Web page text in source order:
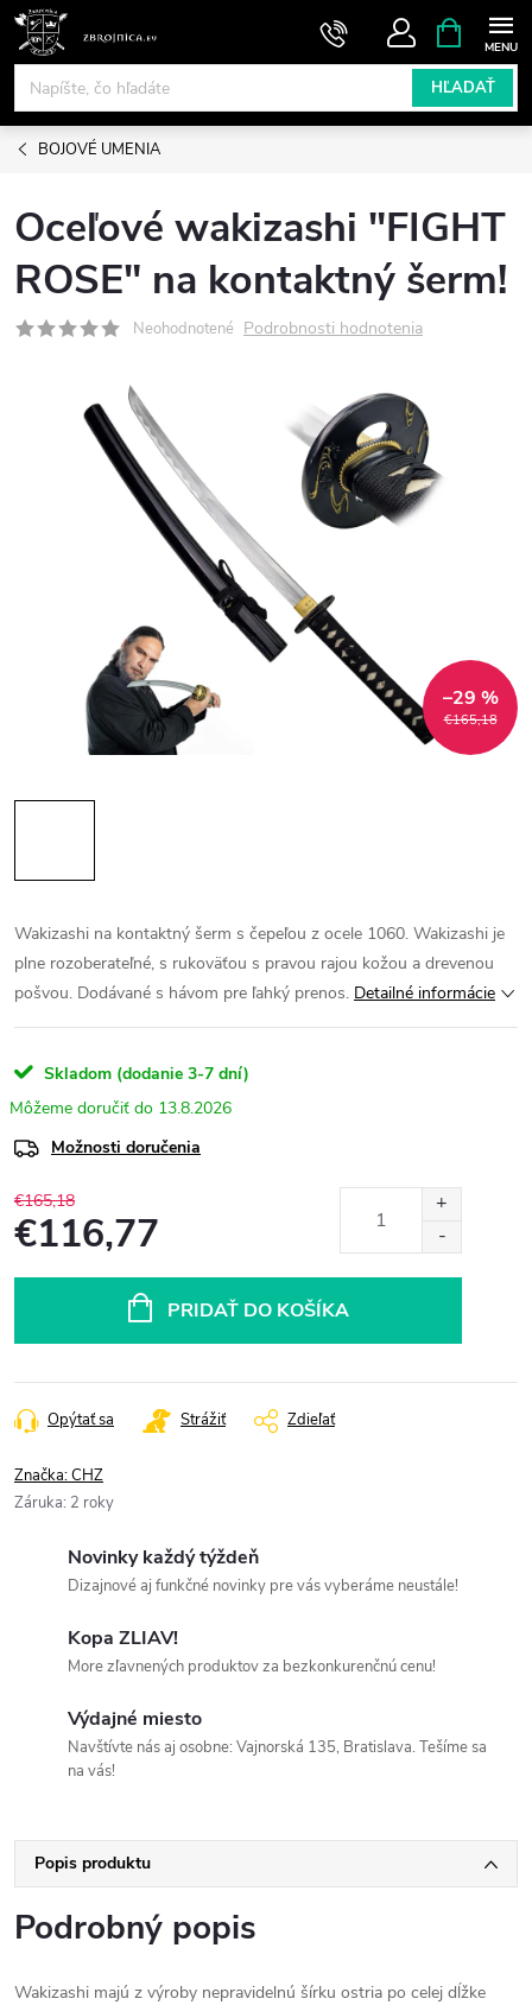
Prejsť
obsah
HĽADAŤ
KOŠÍK
BOJOVÉ UMENIA
Oceľové wakizashi "FIGHT
ROSE" na kontaktný šerm!
Neohodnotené Podrobnosti hodnotenia
€165,18
–29 %
Wakizashi na kontaktný šerm s čepeľou z ocele 1060. Wakizashi je
plne rozoberateľné, s rukoväťou s pravou rajou kožou a drevenou
pošvou. Dodávané s hávom pre ľahký prenos. Detailné informácie
Skladom (dodanie 3-7 dní)
13.8.2026
Možnosti doručenia
€165,18
€116,77
PRIDAŤ DO KOŠÍKA
Opýtať sa Strážiť Zdieľať
Značka:CHZ
Záruka: 2 roky
Novinky každý týždeň
Dizajnové aj funkčné novinky pre vás vyberáme neustále!
Kopa ZLIAV!
More zľavnených produktov za bezkonkurenčnú cenu!
Výdajné miesto
Navštívte nás aj osobne: Vajnorská 135, Bratislava. Tešíme sa
na vás!
Popis produktu
Podrobný popis
Wakizashi majú z výroby nepravidelnú šírku ostria po celej dĺžke